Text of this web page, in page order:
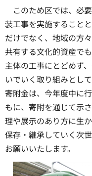
このため区では、必
装工事を実施すること
だけでなく、地域の方
共有する文化的資産で
主体の工事にとどめず
いでいく取り組みとし
寄附金は、今年度中に
もに、寄附を通じて示
理や展示のあり方に生
保存・継承していく次
お願いいたします。